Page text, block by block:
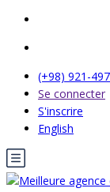
(+98) 921-
Se connecter
S'inscrire
English